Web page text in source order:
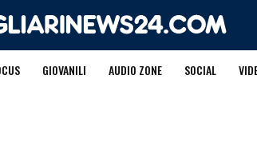
GIOVANILI AUDIO ZONE SOCIAL